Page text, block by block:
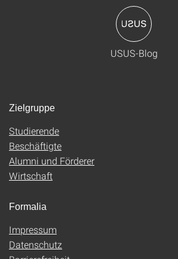
USUS-Blog
Zielgruppe
Studierende
Beschäftigte
Alumni und Förderer
Wirtschaft
Formalia
Impressum
Datenschutz